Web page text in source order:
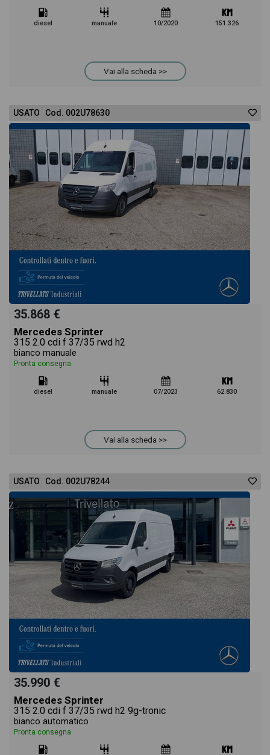
diesel manuale 10/2020 151.326
Vai alla scheda >>
USATO Cod. 002U78630
35.868 €
Mercedes Sprinter
315 2.0 cdi f 37/35 rwd h2
bianco manuale
Pronta consegna
diesel manuale 07/2023 62.830
Vai alla scheda >>
USATO Cod. 002U78244
35.990 €
Mercedes Sprinter
315 2.0 cdi f 37/35 rwd h2 9g-tronic
bianco automatico
Pronta consegna